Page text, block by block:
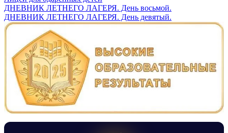
Навигация
по
записям
ДНЕВНИК ЛЕТНЕГО ЛАГЕРЯ. День восьмой.
ДНЕВНИК ЛЕТНЕГО ЛАГЕРЯ. День девятый.